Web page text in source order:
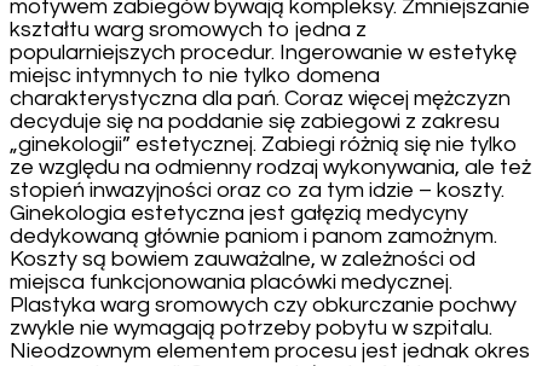
motywem zabiegów bywają kompleksy. Zmniejszanie
kształtu warg sromowych to jedna z
popularniejszych procedur. Ingerowanie w estetykę
miejsc intymnych to nie tylko domena
charakterystyczna dla pań. Coraz więcej mężczyzn
decyduje się na poddanie się zabiegowi z zakresu
„ginekologii” estetycznej. Zabiegi różnią się nie tylko
ze względu na odmienny rodzaj wykonywania, ale też
stopień inwazyjności oraz co za tym idzie – koszty.
Ginekologia estetyczna jest gałęzią medycyny
dedykowaną głównie paniom i panom zamożnym.
Koszty są bowiem zauważalne, w zależności od
miejsca funkcjonowania placówki medycznej.
Plastyka warg sromowych czy obkurczanie pochwy
zwykle nie wymagają potrzeby pobytu w szpitalu.
Nieodzownym elementem procesu jest jednak okres